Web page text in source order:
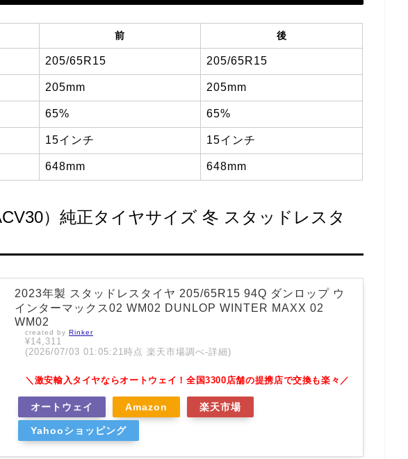
前 後
205/65R15 205/65R15
205mm 205mm
65% 65%
15インチ 15インチ
648mm 648mm
）純正タイヤサイズ 冬 スタッドレスタ
2023年製 スタッドレスタイヤ 205/65R15 94Q ダンロップ ウ
インターマックス02 WM02 DUNLOP WINTER MAXX 02
WM02
created by Rinker
¥14,311
(2026/07/03 01:05:21時点 楽天市場調べ-詳細)
＼激安輸入タイヤならオートウェイ！全国3300店舗の提携店で交換も楽々／
オートウェイ Amazon 楽天市場
Yahooショッピング